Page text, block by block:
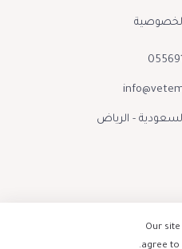
- الرياض
Our
agree to
.